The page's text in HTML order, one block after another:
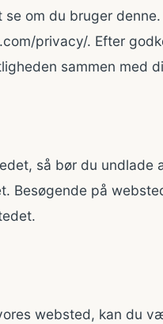
om du bruger
privacy/. Efter
sammen med
så bør du undlade
Besøgende på
websted, kan du